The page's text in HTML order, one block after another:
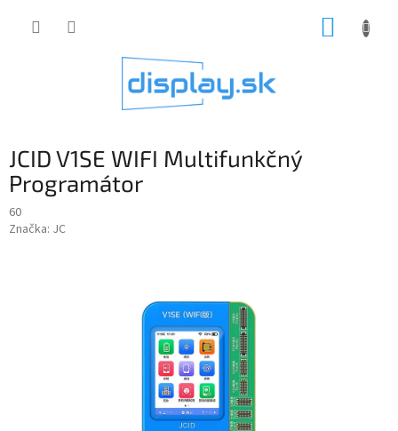
JCID V1SE WIFI Multifunkčný
Programátor
60
Značka: JC